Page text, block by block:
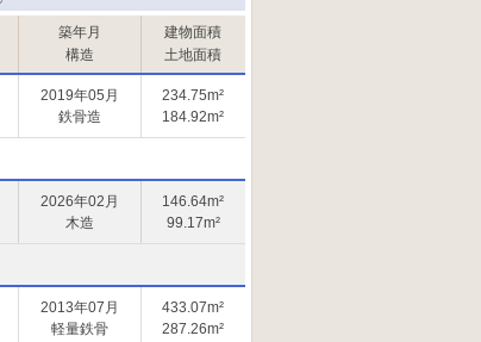
築年月
構造
建物面積
土地面積
2019年05月
鉄骨造
234.75m²
184.92m²
2026年02月
木造
146.64m²
99.17m²
2013年07月
軽量鉄骨
433.07m²
287.26m²